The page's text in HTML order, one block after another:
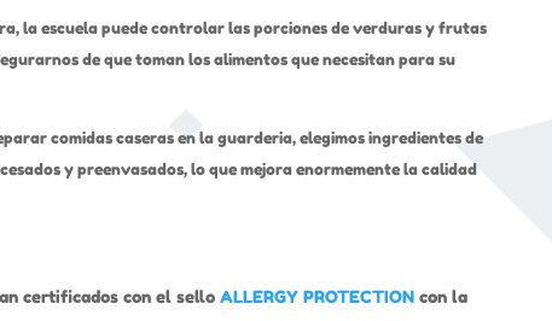
la escuela puede controlar las porciones de verduras y frutas
de que toman los alimentos que necesitan para su
comidas caseras en la guarderia, elegimos ingredientes de
y preenvasados, lo que mejora enormemente la calidad
certificados con el selloALLERGY PROTECTION con la